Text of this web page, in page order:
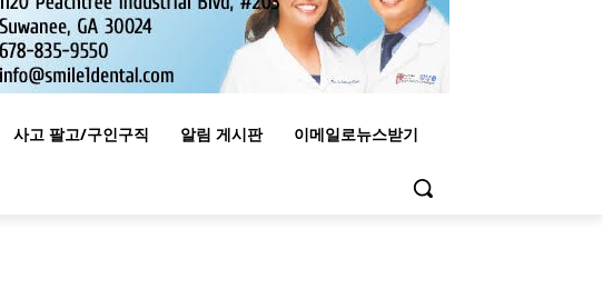
사고 팔고/구인구직 알림 게시판 이메일로뉴스받기